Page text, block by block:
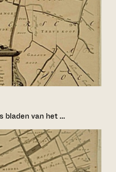
bladen van het …